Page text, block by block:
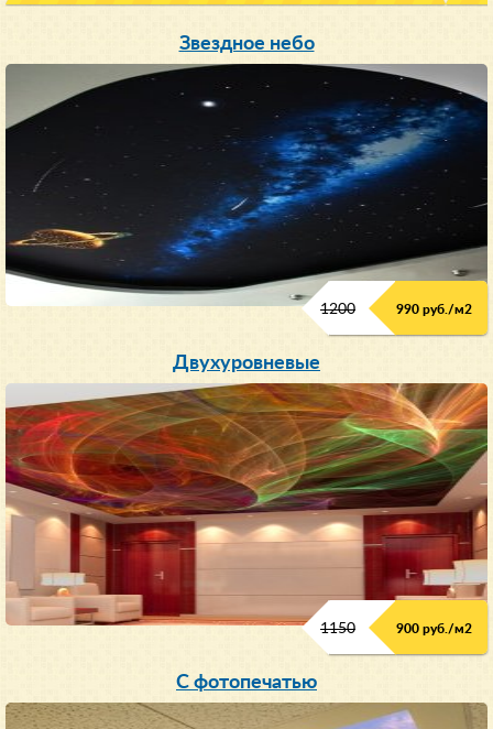
Звездное небо
1200 990 руб./м2
Двухуровневые
1150 900 руб./м2
С фотопечатью